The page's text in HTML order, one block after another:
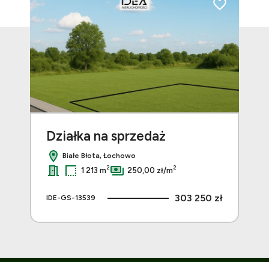
Dodaj do ulubionych Dodaj do
Działka na sprzedaż
Białe Błota, Łochowo
1 213 m2 250,00 zł/m2
IDE-GS-13539 303 250 zł